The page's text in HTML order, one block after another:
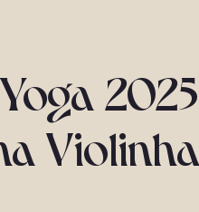
2025
Violinha